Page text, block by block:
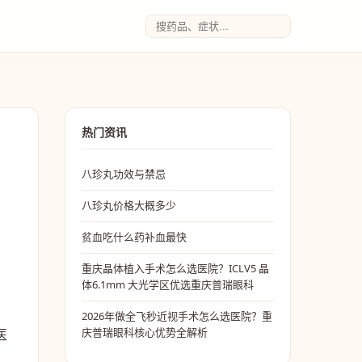
热门资讯
八珍丸功效与禁忌
八珍丸价格大概多少
贫血吃什么药补血最快
重庆晶体植入手术怎么选医院？ICLV5 晶
体6.1mm 大光学区优选重庆普瑞眼科
2026年做全飞秒近视手术怎么选医院？重
庆普瑞眼科核心优势全解析